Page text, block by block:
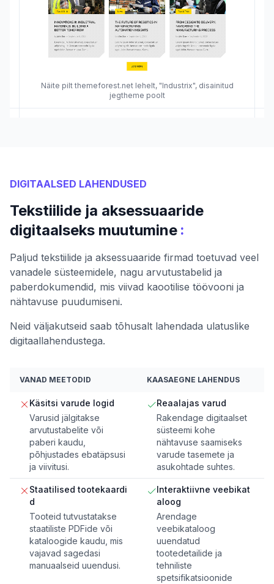
Näite pilt themeforest.net lehelt, "Industrix", disainitud
jegtheme poolt
DIGITAALSED LAHENDUSED
Tekstiilide ja aksessuaaride
digitaalseks muutumine :
Paljud tekstiilide ja aksessuaaride firmad toetuvad veel
vanadele süsteemidele, nagu arvutustabelid ja
paberdokumendid, mis viivad kaootilise töövooni ja
nähtavuse puudumiseni.
Neid väljakutseid saab tõhusalt lahendada ulatuslike
digitaallahendustega.
VANAD MEETODID KAASAEGNE LAHENDUS
Käsitsi varude logid
Varusid jälgitakse
arvutustabelite või
paberi kaudu,
põhjustades ebatäpsusi
ja viivitusi.
Reaalajas varud
Rakendage digitaalset
süsteemi kohe
nähtavuse saamiseks
varude tasemete ja
asukohtade suhtes.
Staatilised tootekaardi
d
Tooteid tutvustatakse
staatiliste PDFide või
kataloogide kaudu, mis
vajavad sagedasi
manuaalseid uuendusi.
Interaktiivne veebikat
aloog
Arendage
veebikataloog
uuendatud
tootedetailide ja
tehniliste
spetsifikatsioonide